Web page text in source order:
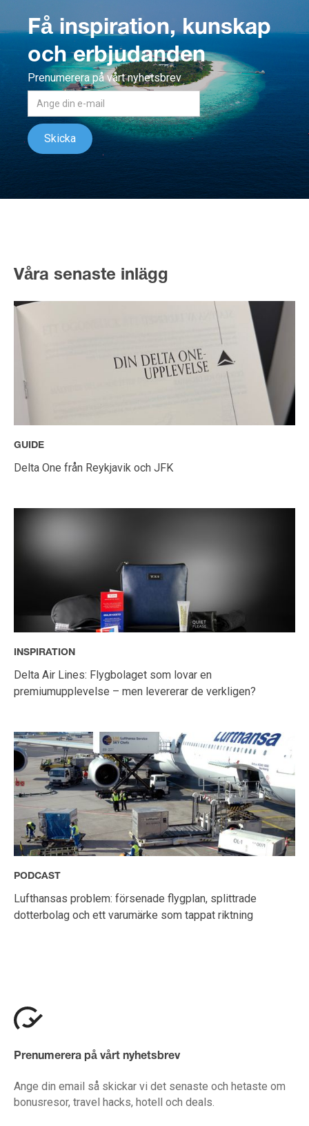
Få inspiration, kunskap
och erbjudanden
Prenumerera på vårt nyhetsbrev
Våra senaste inlägg
GUIDE
Delta One från Reykjavik och JFK
INSPIRATION
Delta Air Lines: Flygbolaget som lovar en
premiumupplevelse – men levererar de verkligen?
PODCAST
Lufthansas problem: försenade flygplan, splittrade
dotterbolag och ett varumärke som tappat riktning
Prenumerera på vårt nyhetsbrev
Ange din email så skickar vi det senaste och hetaste om
bonusresor, travel hacks, hotell och deals.